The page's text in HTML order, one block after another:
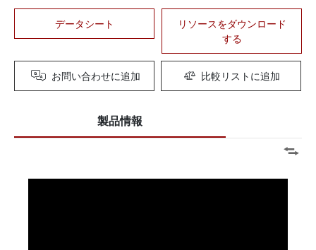
データシート
リソースをダウンロード
する
お問い合わせに追加 比較リストに追加
製品情報